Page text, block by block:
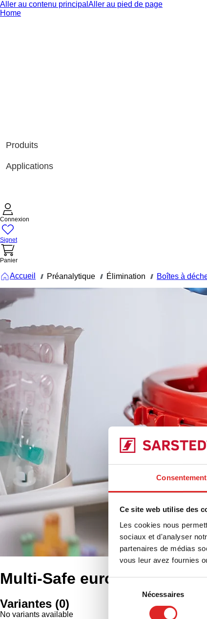
Consentement
Ce site web utilise des
Les cookies nous
sociaux et d'analyser
partenaires de médias
vous leur avez fournies
Sélection
consentement
Nécessaires
Aller au contenu principal Aller au pied de page
Home
Produits
Applications
Connexion
Signet
Panier
Accueil /// Préanalytique /// Élimination /// Boîtes à
Multi-Safe euroMatic®
Variantes (0)
No variants available